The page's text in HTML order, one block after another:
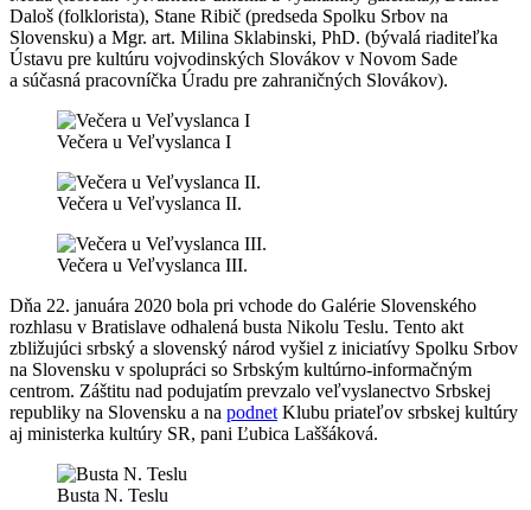
Daloš (folklorista), Stane Ribič (predseda Spolku Srbov na
Slovensku) a Mgr. art. Milina Sklabinski, PhD. (bývalá riaditeľka
Ústavu pre kultúru vojvodinských Slovákov v Novom Sade
a súčasná pracovníčka Úradu pre zahraničných Slovákov).
Večera u Veľvyslanca I
Večera u Veľvyslanca II.
Večera u Veľvyslanca III.
Dňa 22. januára 2020 bola pri vchode do Galérie Slovenského
rozhlasu v Bratislave odhalená busta Nikolu Teslu. Tento akt
zbližujúci srbský a slovenský národ vyšiel z iniciatívy Spolku Srbov
na Slovensku v spolupráci so Srbským kultúrno-informačným
centrom. Záštitu nad podujatím prevzalo veľvyslanectvo Srbskej
republiky na Slovensku a na podnet Klubu priateľov srbskej kultúry
aj ministerka kultúry SR, pani Ľubica Laššáková.
Busta N. Teslu